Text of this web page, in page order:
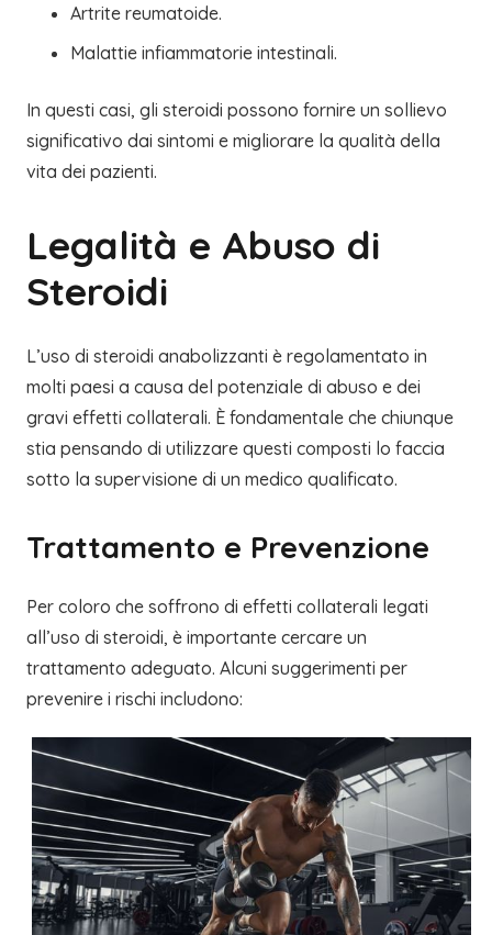
Artrite reumatoide.
Malattie infiammatorie intestinali.
In questi casi, gli steroidi possono fornire un sollievo
significativo dai sintomi e migliorare la qualità della
vita dei pazienti.
Legalità e Abuso di
Steroidi
L’uso di steroidi anabolizzanti è regolamentato in
molti paesi a causa del potenziale di abuso e dei
gravi effetti collaterali. È fondamentale che chiunque
stia pensando di utilizzare questi composti lo faccia
sotto la supervisione di un medico qualificato.
Trattamento e Prevenzione
Per coloro che soffrono di effetti collaterali legati
all’uso di steroidi, è importante cercare un
trattamento adeguato. Alcuni suggerimenti per
prevenire i rischi includono: